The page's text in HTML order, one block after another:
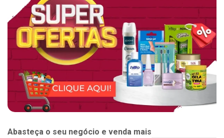
Abasteça o seu negócio e venda mais